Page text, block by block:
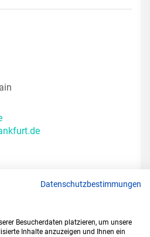
Datenschutzbestimmungen
Besucherdaten platzieren, um unsere
Inhalte anzuzeigen und Ihnen ein